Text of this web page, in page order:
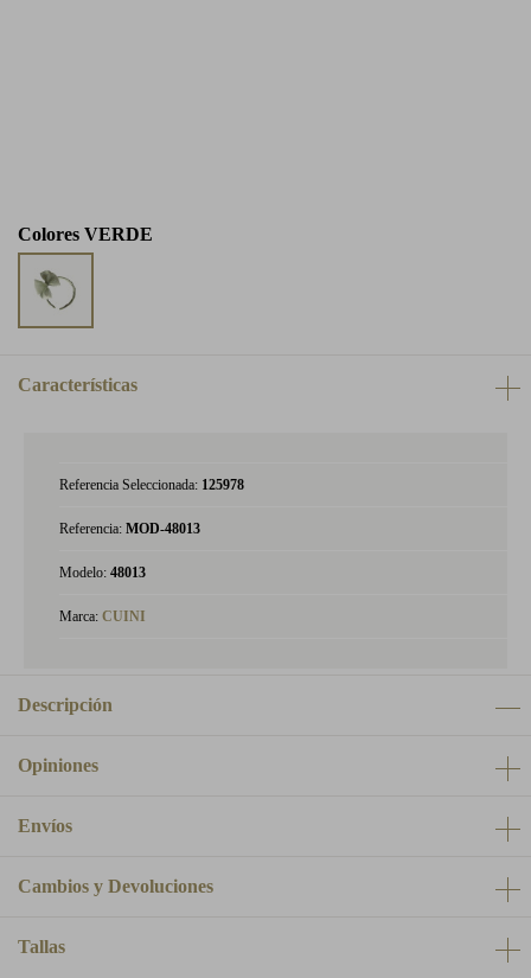
Colores VERDE
Características
Referencia Seleccionada: 125978
Referencia: MOD-48013
Modelo: 48013
Marca: CUINI
Descripción
Opiniones
Envíos
Cambios y Devoluciones
Tallas